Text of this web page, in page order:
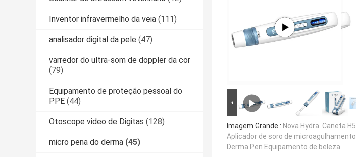
Inventor infravermelho da veia (111)
analisador digital da pele (47)
varredor do ultra-som de doppler da cor
(79)
Equipamento de proteção pessoal do
PPE (44)
Otoscope video de Digitas (128)
micro pena do derma (45)
Imagem Grande : Nova Hydra. Caneta H5
Aplicador de soro de microagulhamento
Derma Pen Equipamento de beleza